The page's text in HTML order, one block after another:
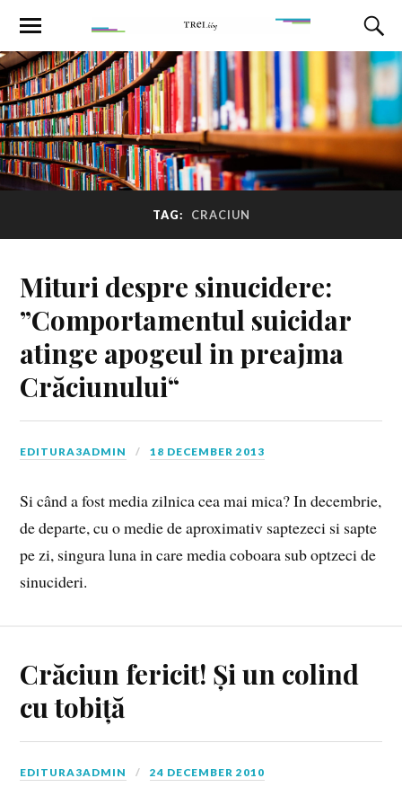
TAG: CRACIUN
Mituri despre sinucidere:
”Comportamentul suicidar
atinge apogeul in preajma
Crăciunului“
EDITURA3ADMIN 18 DECEMBER 2013
Si când a fost media zilnica cea mai mica? In decembrie,
de departe, cu o medie de aproximativ saptezeci si sapte
pe zi, singura luna in care media coboara sub optzeci de
sinucideri.
Crăciun fericit! Și un colind
cu tobiță
EDITURA3ADMIN 24 DECEMBER 2010